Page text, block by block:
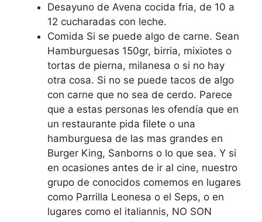
Desayuno de Avena cocida fria, de 10 a
12 cucharadas con leche.
Comida Si se puede algo de carne. Sean
Hamburguesas 150gr, birria, mixiotes o
tortas de pierna, milanesa o si no hay
otra cosa. Si no se puede tacos de algo
con carne que no sea de cerdo. Parece
que a estas personas les ofendía que en
un restaurante pida filete o una
hamburguesa de las mas grandes en
Burger King, Sanborns o lo que sea. Y si
en ocasiones antes de ir al cine, nuestro
grupo de conocidos comemos en lugares
como Parrilla Leonesa o el Seps, o en
lugares como el italiannis, NO SON